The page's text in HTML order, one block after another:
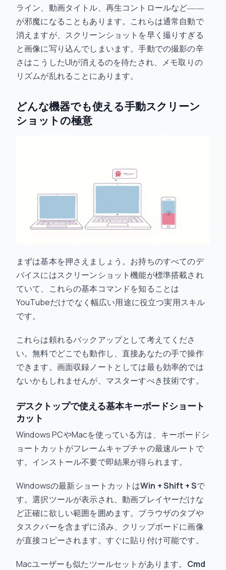
ライン、動画タイトル、再生コントロールなど――
が邪魔になることもあります。これらは通常自動で
消えますが、スクリーンショットを早く撮りすぎる
と画像に写り込んでしまいます。手動での撮影の辛
さはこうしたUIが消えるのを待たされ、メモ取りの
リズムが乱れることにあります。
どんな機器でも使える手動スクリーン
ショットの極意
まずは基本を押さえましょう。お持ちのすべてのデ
バイスにはスクリーンショット機能が標準搭載され
ていて、これらの基本コマンドを知ることは
YouTubeだけでなく幅広い用途に役立つ実用スキル
です。
これらは頼れるバックアップとして考えてくださ
い。無料でどこでも動作し、直接あなたの手で操作
できます。画面収録ノートとしては最も効率的では
ないかもしれませんが、マスターすべき技術です。
デスクトップで使える基本キーボードショート
カット
Windows PCやMacを使っている方は、キーボードシ
ョートカットがフレームキャプチャの最速ルートで
す。インストール不要で即結果が得られます。
Windowsの最新ショートカットはWin + Shift + Sで
す。選択ツールが表示され、動画プレイヤーだけな
ど正確に欲しい範囲を囲めます。ブラウザのタブや
タスクバーを含まずに済み、クリップボードに画像
が直接コピーされます。すぐに貼り付け可能です。
Macユーザーも似たツールセットがあります。 Cmd